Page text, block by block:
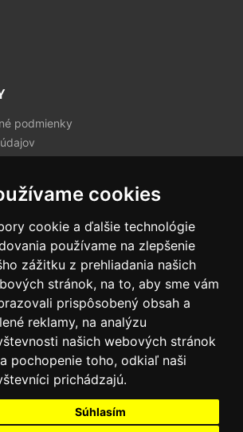
cookies
cookie a ďalšie technológie
používame na zlepšenie
zážitku z prehliadania našich
stránok, na to, aby sme vám
prispôsobený obsah a
reklamy, na analýzu
našich webových stránok
pochopenie toho, odkiaľ naši
prichádzajú.
Súhlasím
podmienky
09 Bratislava